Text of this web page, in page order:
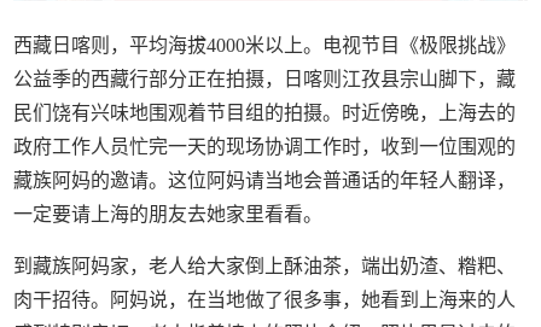
西藏日喀则，平均海拔4000米以上。电视节目《极限挑战》
公益季的西藏行部分正在拍摄，日喀则江孜县宗山脚下，藏
民们饶有兴味地围观着节目组的拍摄。时近傍晚，上海去的
政府工作人员忙完一天的现场协调工作时，收到一位围观的
藏族阿妈的邀请。这位阿妈请当地会普通话的年轻人翻译，
一定要请上海的朋友去她家里看看。
到藏族阿妈家，老人给大家倒上酥油茶，端出奶渣、糌粑、
肉干招待。阿妈说，在当地做了很多事，她看到上海来的人